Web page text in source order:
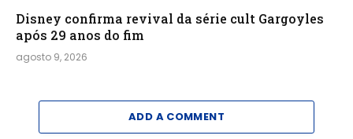
Disney confirma revival da série cult Gargoyles
após 29 anos do fim
agosto 9, 2026
ADD A COMMENT